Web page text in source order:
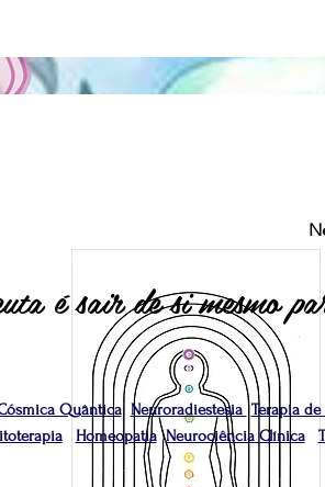
Quântica Neuroradiestesia Terapia de
Homeopatia Neurociência Clínica
é sair de si mesmo